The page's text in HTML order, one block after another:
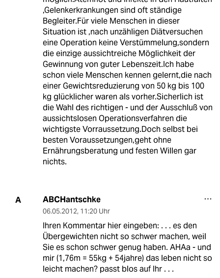
,Gelenkerkrankungen sind oft ständige
Begleiter.Für viele Menschen in dieser
Situation ist ,nach unzähligen Diätversuchen
eine Operation keine Verstümmelung,sondern
die einzige aussichtreiche Möglichkeit der
Gewinnung von guter Lebenszeit.Ich habe
schon viele Menschen kennen gelernt,die nach
einer Gewichtsreduzierung von 50 kg bis 100
kg glücklicher waren als vorher.Sicherlich ist
die Wahl des richtigen - und der Ausschluß von
aussichtslosen Operationsverfahren die
wichtigste Vorraussetzung.Doch selbst bei
besten Voraussetzungen,geht ohne
Ernährungsberatung und festen Willen gar
nichts.
A ABCHantschke
06.05.2012, 11:20 Uhr
Ihren Kommentar hier eingeben: . . . es den
Übergewichten nicht so schwer machen, weil
Sie es schon schwer genug haben. AHAa - und
mir (1,76m = 55kg + 54jahre) das leben nicht so
leicht machen? passt blos auf Ihr . . .